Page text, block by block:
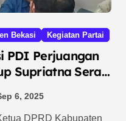
Bekasi Kegiatan Partai
PDI Perjuangan
Supriatna Serap
di Dapilnya
6, 2025